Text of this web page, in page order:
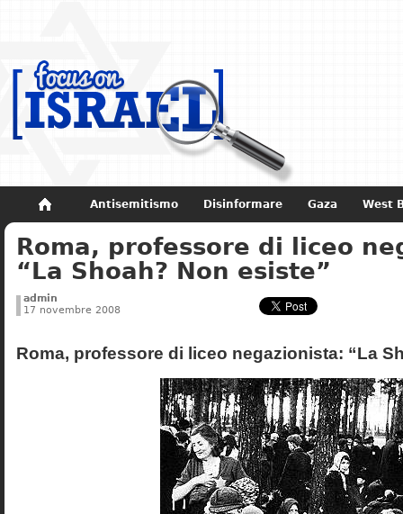
Antisemitismo Disinformare Gaza West
Non dimenticare Storia di Israele
Roma, professore di liceo
“La Shoah? Non esiste”
admin
17 novembre 2008
Roma, professore di liceo negazionista: “La